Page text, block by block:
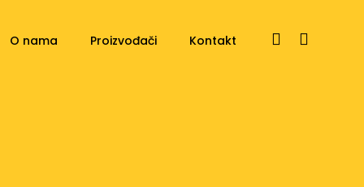
O nama Proizvođači Kontakt